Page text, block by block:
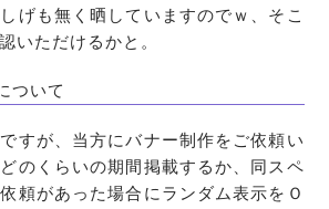
げも無く晒していますのでｗ、そこ
いただけるかと。
ついて
すが、当方にバナー制作をご依頼い
のくらいの期間掲載するか、同スペ
頼があった場合にランダム表示をＯ